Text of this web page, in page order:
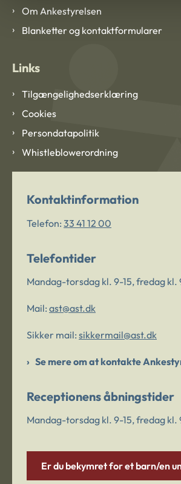
Om Ankestyrelsen
Blanketter og kontaktformularer
Links
Tilgængelighedserklæring
Cookies
Persondatapolitik
Whistleblowerordning
Kontaktinformation
Telefon: 33 41 12 00
Telefontider
Mandag-torsdag kl. 9-15, fredag kl.
Mail: ast@ast.dk
Sikker mail: sikkermail@ast.dk
Se mere om at kontakte
Receptionens åbningstider
Mandag-torsdag kl. 9-15, fredag kl.
Er du bekymret for et barn/en